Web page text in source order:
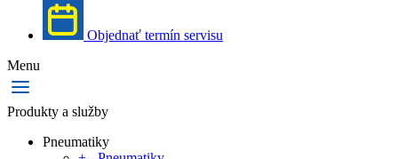
Objednať termín servisu
Menu
Produkty a služby
Pneumatiky